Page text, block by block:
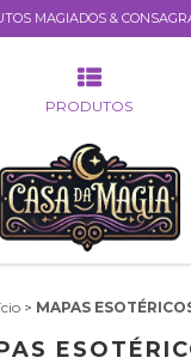
MAGIADOS &
PRODUTOS
> MAPAS